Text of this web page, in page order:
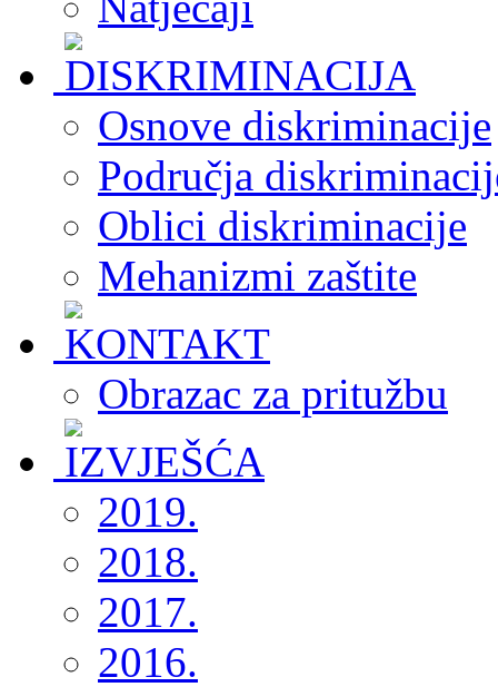
Osnove diskriminacije
Područja
Oblici diskriminacije
Mehanizmi zaštite
Obrazac za pritužbu
2019.
2018.
2017.
2016.